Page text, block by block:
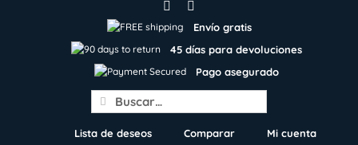
Envío gratis
45 días para devoluciones
Pago asegurado
Search
for:
Lista de deseos Comparar Mi cuenta